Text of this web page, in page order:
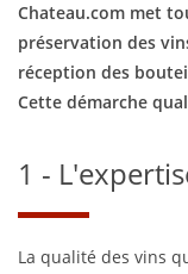
Chateau.com met
préservation des
réception des
Cette démarche
1 -
La qualité des vins